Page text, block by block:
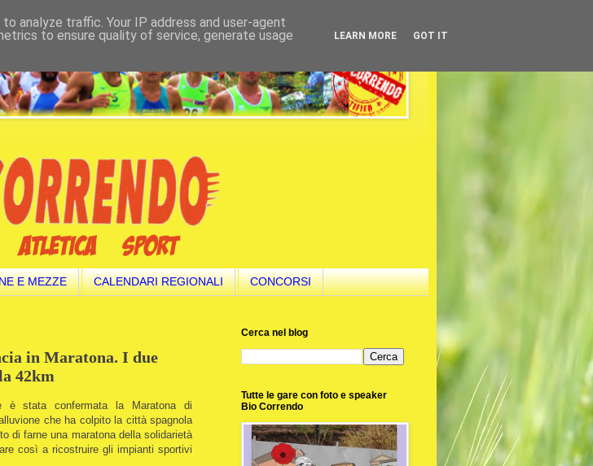
E MEZZE CALENDARI REGIONALI CONCORSI
in Maratona. I due
42km
è stata confermata la Maratona di
che ha colpito la città spagnola
di farne una maratona della solidarietà
così a ricostruire gli impianti sportivi
Cerca nel blog
Tutte le gare con foto e speaker
Bio Correndo
analyze traffic. Your IP address and user-agent
to ensure quality of service, generate usage
LEARN MORE GOT IT